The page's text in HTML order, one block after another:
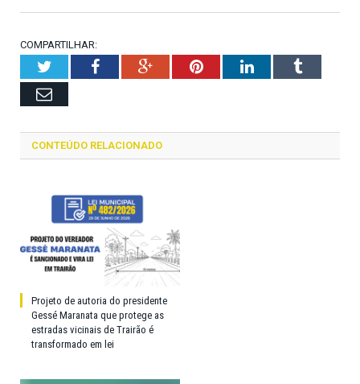
COMPARTILHAR:
TwitterFacebookGoogle+PinterestLinkedInTumblr
Email
CONTEÚDO RELACIONADO
Projeto de autoria do presidente
Gessé Maranata que protege as
estradas vicinais de Trairão é
transformado em lei